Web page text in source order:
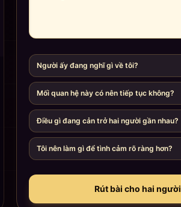
Người ấy đang nghĩ gì về tôi?
Mối quan hệ này có nên tiếp tục không?
Điều gì đang cản trở hai người gần nhau?
Tôi nên làm gì để tình cảm rõ ràng hơn?
Rút bài cho hai người